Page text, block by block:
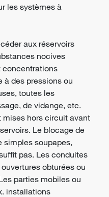
les systèmes à
aux réservoirs
nocives
concentrations
à des pressions ou
toutes les
de vidange, etc.
mises hors circuit avant
Le blocage de
simples soupapes,
pas. Les conduites
obturées ou
parties mobiles ou
installations